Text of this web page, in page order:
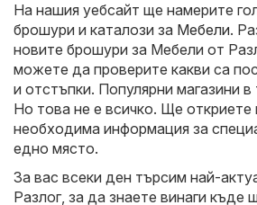
На нашия уебсайт ще намерите
брошури и каталози за Мебели.
новите брошури за Мебели от
можете да проверите какви са
и отстъпки. Популярни магазини в
Но това не е всичко. Ще откриете
необходима информация за
едно място.
За вас всеки ден търсим най-
Разлог, за да знаете винаги къде